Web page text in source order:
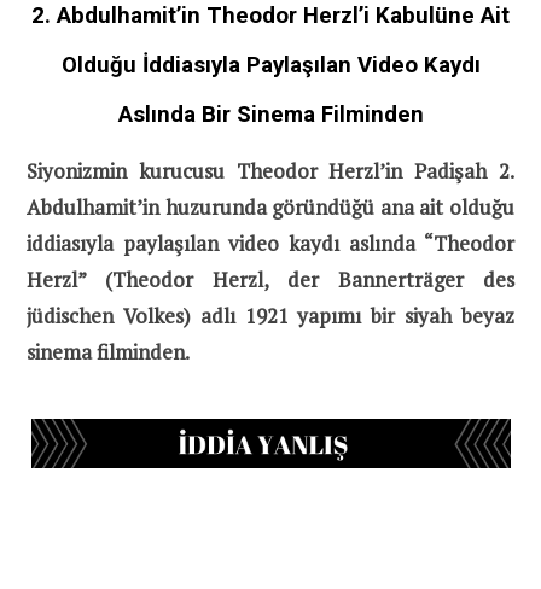
2. Abdulhamit’in Theodor Herzl’i Kabulüne Ait
Olduğu İddiasıyla Paylaşılan Video Kaydı
Aslında Bir Sinema Filminden
Siyonizmin kurucusu Theodor Herzl’in Padişah 2.
Abdulhamit’in huzurunda göründüğü ana ait olduğu
iddiasıyla paylaşılan video kaydı aslında “Theodor
Herzl” (Theodor Herzl, der Bannerträger des
jüdischen Volkes) adlı 1921 yapımı bir siyah beyaz
sinema filminden.